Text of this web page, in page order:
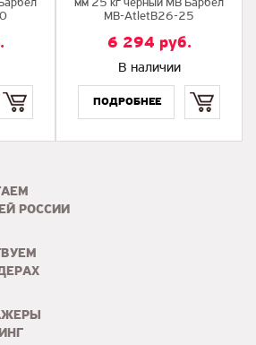
мм 25 кг черный МВ Барбел
MB-AtletB26-25
6 294 руб.
В наличии
РОССИИ